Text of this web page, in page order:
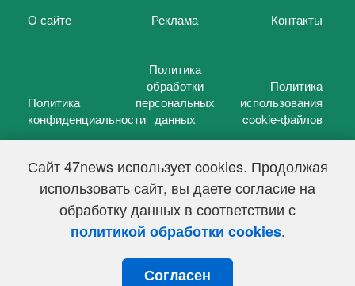
Сайт 47news использует cookies. Продолжая
использовать сайт, вы даете согласие на
обработку данных в соответствии с
политикой обработки cookies.
Согласен
О сайте Реклама Контакты
Политика
конфиденциальности
Политика
обработки
персональных
данных
Политика
использования
cookie-файлов
47 новостей (47 news)2005 — 2026 г.
Свидетельство о регистрации СМИ Эл № ФС 77-39848, выдано
Федеральной службой по надзору в сфере связи,
информационных технологий и массовых коммуникаций